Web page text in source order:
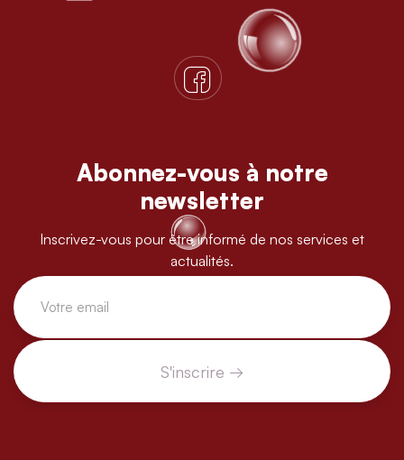
Abonnez-vous à notre
newsletter
Inscrivez-vous pour être informé de nos services et
actualités.